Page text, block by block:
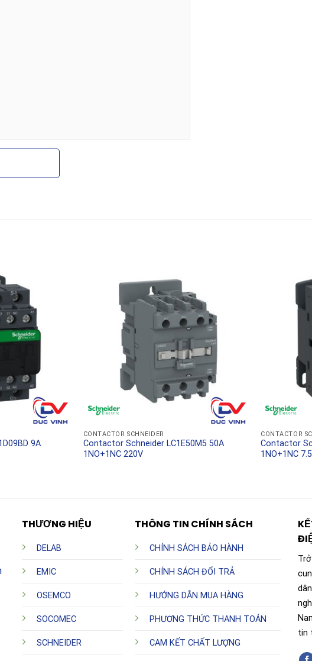
9A
CONTACTOR SCHNEIDER
Contactor Schneider LC1E50M5 50A
1NO+1NC 220V
CONTACTOR
Contactor
1NO+1NC
THƯƠNG HIỆU
DELAB
EMIC
OSEMCO
SOCOMEC
SCHNEIDER
THÔNG TIN CHÍNH SÁCH
CHÍNH SÁCH BẢO HÀNH
CHÍNH SÁCH ĐỔI TRẢ
HƯỚNG DẪN MUA HÀNG
PHƯƠNG THỨC THANH TOÁN
CAM KẾT CHẤT LƯỢNG
tin